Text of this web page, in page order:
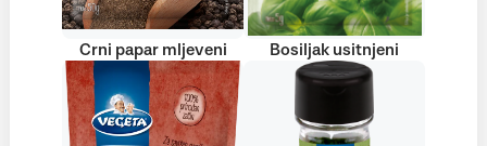
Crni papar mljeveni Bosiljak usitnjeni